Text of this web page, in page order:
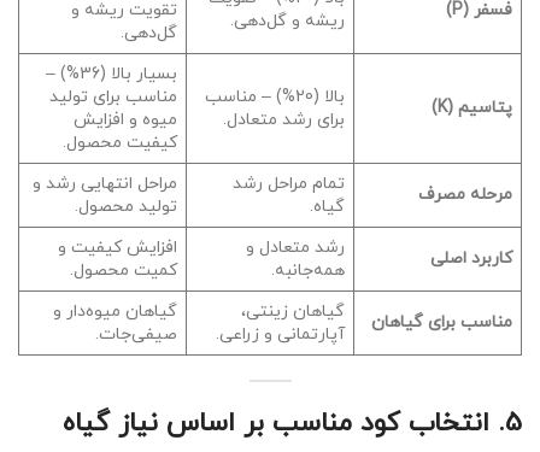
فسفر (P)
ریشه و گل‌دهی.
تقویت ریشه و
گل‌دهی.
پتاسیم (K)
بالا (20%) – مناسب
برای رشد متعادل.
بسیار بالا (36%) –
مناسب برای تولید
میوه و افزایش
کیفیت محصول.
مرحله مصرف
تمام مراحل رشد
گیاه.
مراحل انتهایی رشد و
تولید محصول.
کاربرد اصلی
رشد متعادل و
همه‌جانبه.
افزایش کیفیت و
کمیت محصول.
مناسب برای گیاهان
گیاهان زینتی،
آپارتمانی و زراعی.
گیاهان میوه‌دار و
صیفی‌جات.
5. انتخاب کود مناسب بر اساس نیاز گیاه